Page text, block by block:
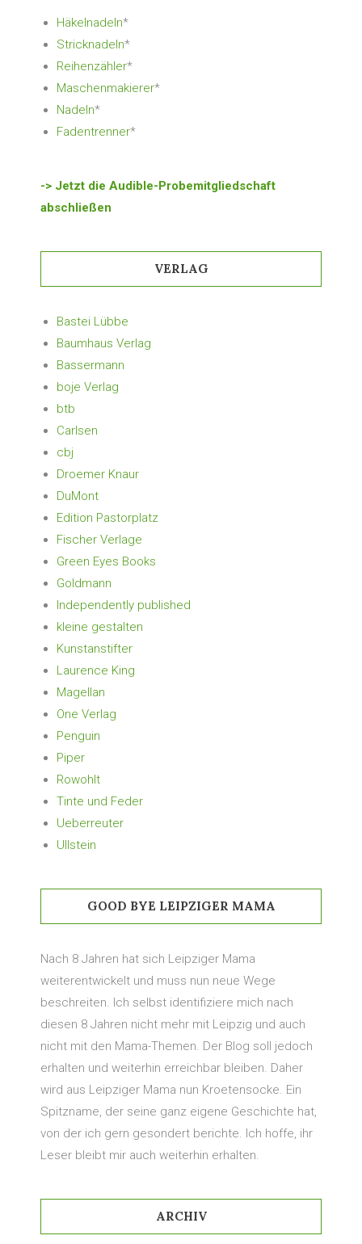
Häkelnadeln*
Stricknadeln*
Reihenzähler*
Maschenmakierer*
Nadeln*
Fadentrenner*
-> Jetzt die Audible-Probemitgliedschaft
abschließen
VERLAG
Bastei Lübbe
Baumhaus Verlag
Bassermann
boje Verlag
btb
Carlsen
cbj
Droemer Knaur
DuMont
Edition Pastorplatz
Fischer Verlage
Green Eyes Books
Goldmann
Independently published
kleine gestalten
Kunstanstifter
Laurence King
Magellan
One Verlag
Penguin
Piper
Rowohlt
Tinte und Feder
Ueberreuter
Ullstein
GOOD BYE LEIPZIGER MAMA
Nach 8 Jahren hat sich Leipziger Mama
weiterentwickelt und muss nun neue Wege
beschreiten. Ich selbst identifiziere mich nach
diesen 8 Jahren nicht mehr mit Leipzig und auch
nicht mit den Mama-Themen. Der Blog soll jedoch
erhalten und weiterhin erreichbar bleiben. Daher
wird aus Leipziger Mama nun Kroetensocke. Ein
Spitzname, der seine ganz eigene Geschichte hat,
von der ich gern gesondert berichte. Ich hoffe, ihr
Leser bleibt mir auch weiterhin erhalten.
ARCHIV